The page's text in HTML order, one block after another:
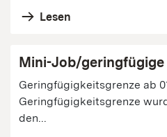
Lesen
Mini-Job/
Geringfügigkeitsgrenze ab
Geringfügigkeitsgrenze
den...